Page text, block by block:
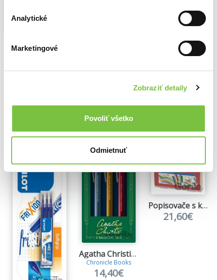
Analytické
Marketingové
Zobraziť detaily
Povoliť všetko
Odmietnuť
3,10€
Ďalšie z kategórie Písacie potreby
Viac z tejto kategórie
Agatha Christie Pen Set
Chronicle Books
14,40€
Popisovače s klipom v darčekovom balení 80 ks
21,60€